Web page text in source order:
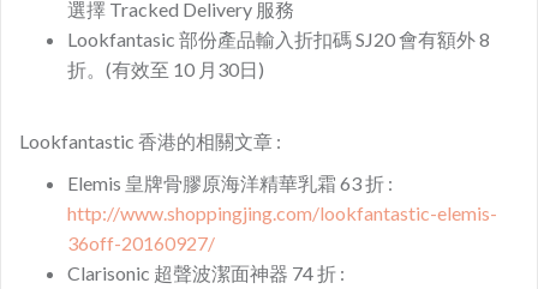
選擇 Tracked Delivery 服務
Lookfantasic 部份產品輸入折扣碼 SJ20 會有額外 8
折。(有效至 10 月30日)
Lookfantastic 香港的相關文章 :
Elemis 皇牌骨膠原海洋精華乳霜 63 折 :
​http://www.shoppingjing.com/lookfantastic-elemis-
36off-20160927/
Clarisonic 超聲波潔面神器 74 折 :